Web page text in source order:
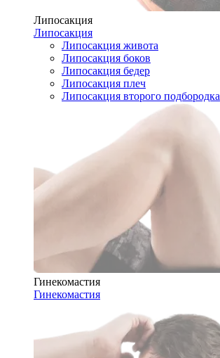
Липосакция
Липосакция
Липосакция живота
Липосакция боков
Липосакция бедер
Липосакция плеч
Липосакция второго подбородка
Гинекомастия
Гинекомастия